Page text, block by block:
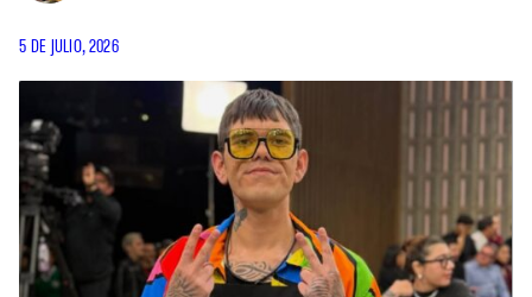
5 DE JULIO, 2026